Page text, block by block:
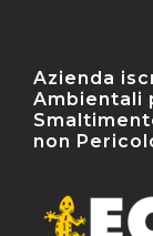
Azienda
Ambientali
non